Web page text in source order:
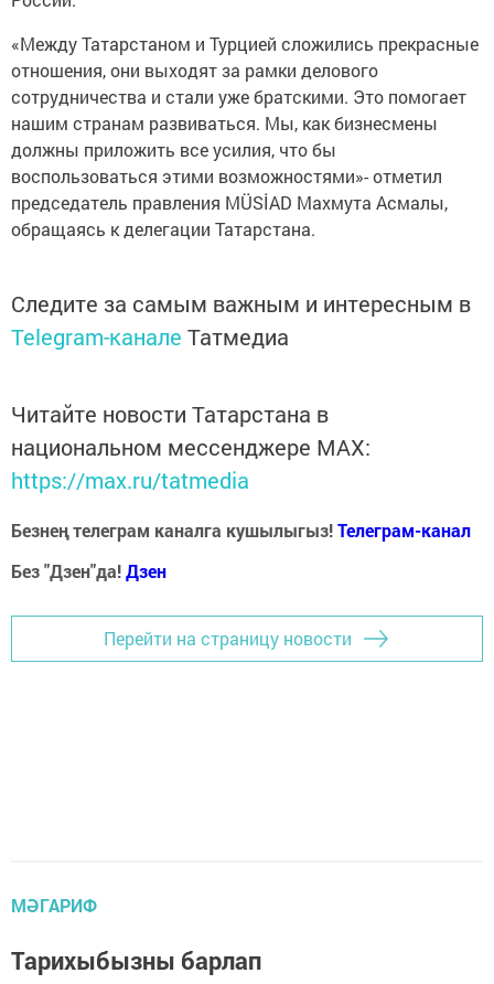
«Между Татарстаном и Турцией сложились прекрасные
отношения, они выходят за рамки делового
сотрудничества и стали уже братскими. Это помогает
нашим странам развиваться. Мы, как бизнесмены
должны приложить все усилия, что бы
воспользоваться этими возможностями»- отметил
председатель правления MÜSİAD Махмута Асмалы,
обращаясь к делегации Татарстана.
Следите за самым важным и интересным в
Telegram-канале Татмедиа
Читайте новости Татарстана в
национальном мессенджере MАХ:
https://max.ru/tatmedia
Безнең телеграм каналга кушылыгыз!Телеграм-канал
Без "Дзен"да!Дзен
Перейти на страницу новости
МӘГАРИФ
Тарихыбызны барлап